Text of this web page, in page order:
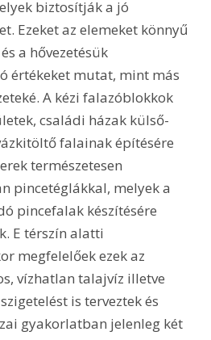
biztosítják a jó
Ezeket az elemeket könnyű
a hővezetésük
értékeket mutat, mint más
A kézi falazóblokkok
családi házak külső-
falainak építésére
természetesen
pincetéglákkal, melyek a
pincefalak készítésére
E térszín alatti
megfelelőek ezek az
vízhatlan talajvíz illetve
is terveztek és
gyakorlatban jelenleg két